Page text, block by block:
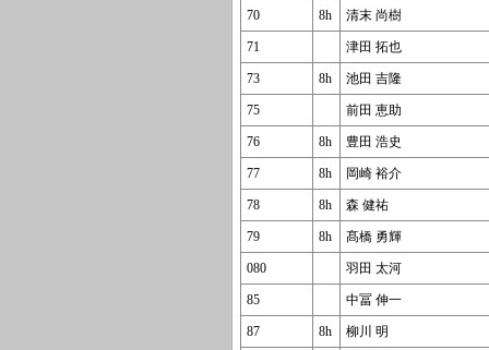
70 8h 清末 尚樹
71 津田 拓也
73 8h 池田 吉隆
75 前田 恵助
76 8h 豊田 浩史
77 8h 岡崎 裕介
78 8h 森 健祐
79 8h 髙橋 勇輝
080 羽田 太河
85 中冨 伸一
87 8h 柳川 明